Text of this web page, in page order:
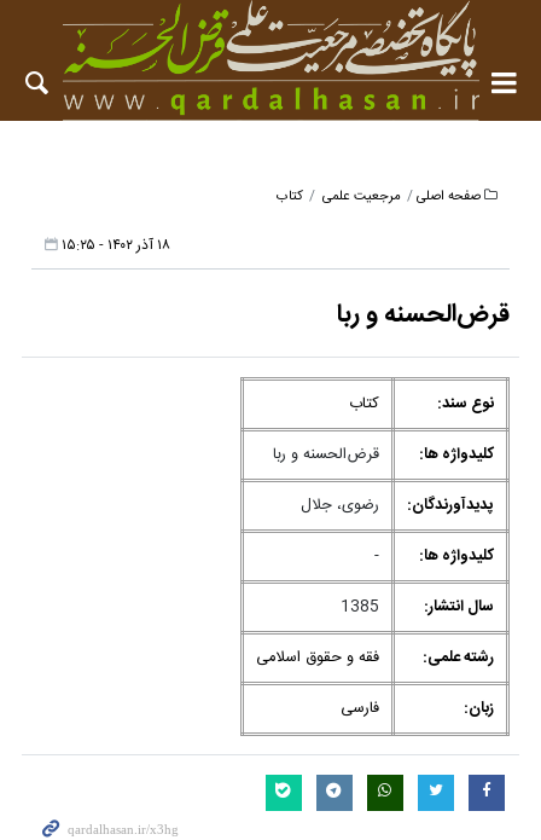
صفحه اصلی مرجعیت علمی کتاب
۱۸ آذر ۱۴۰۲ - ۱۵:۲۵
ق‍رض‌ال‍ح‍س‍ن‍ه‌ و رب‍ا
نوع سند:
کتاب
کلیدواژه ها:
ق‍رض‌ال‍ح‍س‍ن‍ه‌ و رب‍ا
پدیدآورندگان:
رض‍وی‌، ج‍لال‌
کلیدواژه ها:
-
سال انتشار:
1385
رشته علمی:
فقه و حقوق اسلامی
زبان:
فارسی